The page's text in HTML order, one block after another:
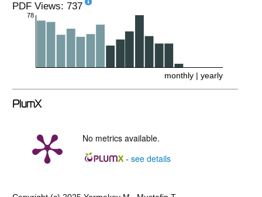
PDF Views: 737
78
monthly |yearly
PlumX
No metrics available.
- see details